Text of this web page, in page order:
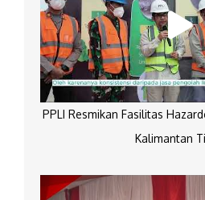
PPLI Resmikan Fasilitas
Kalimantan